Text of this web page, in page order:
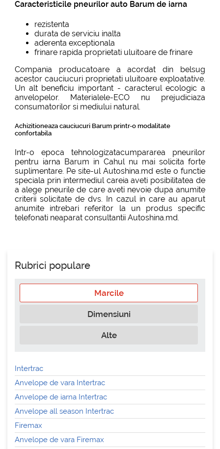
Caracteristicile pneurilor auto Barum de iarna
rezistenta
durata de serviciu inalta
aderenta exceptionala
frinare rapida proprietati uluitoare de frinare
Compania producatoare a acordat din belsug
acestor cauciucuri proprietati uluitoare exploatative.
Un alt beneficiu important - caracterul ecologic a
anvelopelor. Materialele-ECO nu prejudiciaza
consumatorilor si mediului natural.
Achizitioneaza cauciucuri Barum printr-o modalitate
confortabila
Intr-o epoca tehnologizatacumpararea pneurilor
pentru iarna Barum in Cahul nu mai solicita forte
suplimentare. Pe site-ul Autoshina.md este o functie
speciala prin intermediul careia aveti posibilitatea de
a alege pneurile de care aveti nevoie dupa anumite
criterii solicitate de dvs. In cazul in care au aparut
anumite intrebari referitor la un produs specific
telefonati neaparat consultantii Autoshina.md.
Rubrici populare
Marcile
Dimensiuni
Alte
Intertrac
Anvelope de vara Intertrac
Anvelope de iarna Intertrac
Anvelope all season Intertrac
Firemax
Anvelope de vara Firemax